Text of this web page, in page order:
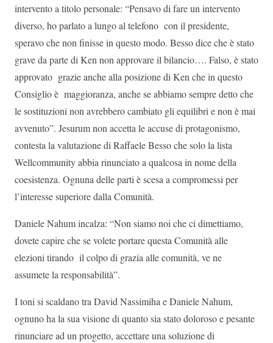
intervento a titolo personale: “Pensavo di fare un intervento
diverso, ho parlato a lungo al telefono con il presidente,
speravo che non finisse in questo modo. Besso dice che è stato
grave da parte di Ken non approvare il bilancio…. Falso, è stato
approvato grazie anche alla posizione di Ken che in questo
Consiglio è maggioranza, anche se abbiamo sempre detto che
le sostituzioni non avrebbero cambiato gli equilibri e non è mai
avvenuto”. Jesurum non accetta le accuse di protagonismo,
contesta la valutazione di Raffaele Besso che solo la lista
Wellcommunity abbia rinunciato a qualcosa in nome della
coesistenza. Ognuna delle parti è scesa a compromessi per
l’interesse superiore dalla Comunità.
Daniele Nahum incalza: “Non siamo noi che ci dimettiamo,
dovete capire che se volete portare questa Comunità alle
elezioni tirando il colpo di grazia alle comunità, ve ne
assumete la responsabilità”.
I toni si scaldano tra David Nassimiha e Daniele Nahum,
ognuno ha la sua visione di quanto sia stato doloroso e pesante
rinunciare ad un progetto, accettare una soluzione di